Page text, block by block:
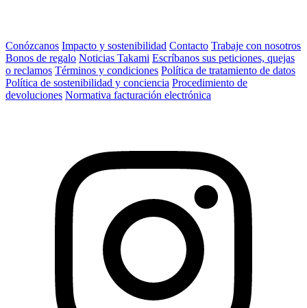
Conózcanos Impacto y sostenibilidad Contacto Trabaje con nosotros
Bonos de regalo Noticias Takami Escríbanos sus peticiones, quejas
o reclamos Términos y condiciones Política de tratamiento de datos
Política de sostenibilidad y conciencia Procedimiento de
devoluciones Normativa facturación electrónica